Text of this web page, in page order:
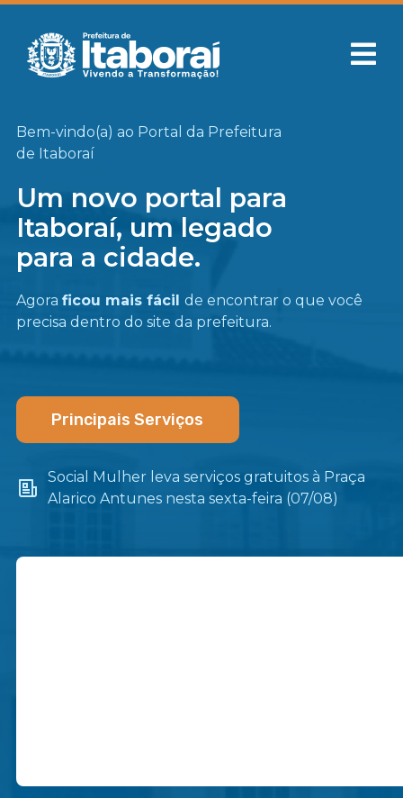
Bem-vindo(a) ao Portal da Prefeitura
de Itaboraí
Um novo portal para
Itaboraí, um legado
para a cidade.
Agora ficou mais fácil de encontrar o que você
precisa dentro do site da prefeitura.
Principais Serviços
Social Mulher leva serviços gratuitos à Praça
Alarico Antunes nesta sexta-feira (07/08)